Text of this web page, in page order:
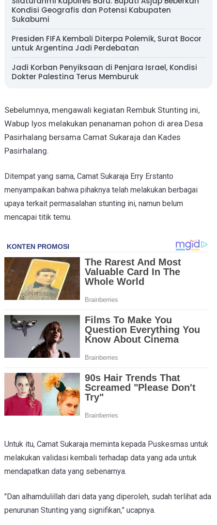
Kondisi Geografis dan Potensi Kabupaten
Sukabumi
Presiden FIFA Kembali Diterpa Polemik, Surat Bocor
untuk Argentina Jadi Perdebatan
Jadi Korban Penyiksaan di Penjara Israel, Kondisi
Dokter Palestina Terus Memburuk
Sebelumnya, mengawali kegiatan Rembuk Stunting ini,
Wabup Iyos melakukan penanaman pohon di area Desa
Pasirhalang bersama Camat Sukaraja dan Kades
Pasirhalang.
Ditempat yang sama, Camat Sukaraja Erry Erstanto
menyampaikan bahwa pihaknya telah melakukan berbagai
upaya terkait permasalahan stunting ini, namun belum
mencapai titik temu.
Untuk itu, Camat Sukaraja meminta kepada Puskesmas untuk
melakukan validasi kembali terhadap data yang ada untuk
mendapatkan data yang sebenarnya.
"Dan alhamdulillah dari data yang diperoleh, sudah terlihat ada
penurunan Stunting yang signifikan,” ucapnya.